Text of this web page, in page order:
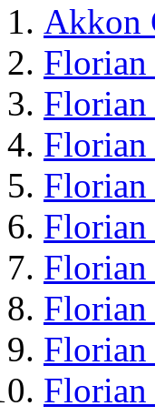
Akkon
Florian
Florian
Florian
Florian
Florian
Florian
Florian
Florian
Florian